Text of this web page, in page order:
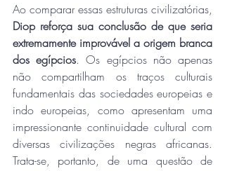
Ao comparar essas estruturas civilizatórias,
Diop reforça sua conclusão de que seria
extremamente improvável a origem branca
dos egípcios. Os egípcios não apenas
não compartilham os traços culturais
fundamentais das sociedades europeias e
indo europeias, como apresentam uma
impressionante continuidade cultural com
diversas civilizações negras africanas.
Trata-se, portanto, de uma questão de